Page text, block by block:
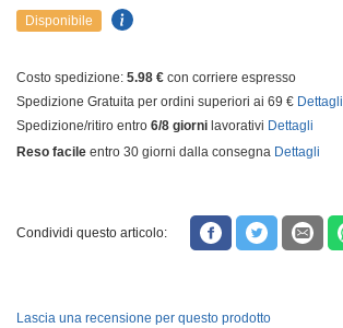
Disponibile
Costo spedizione: 5.98 € con corriere espresso
Spedizione Gratuita per ordini superiori ai 69 € Dettagli
Spedizione/ritiro entro 6/8 giorni lavorativi Dettagli
Reso facile entro 30 giorni dalla consegna Dettagli
Condividi questo articolo:
Lascia una recensione per questo prodotto